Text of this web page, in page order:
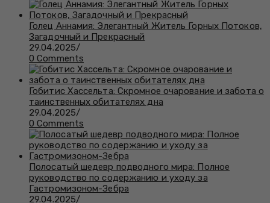
Голец Аннамия: Элегантный Житель Горных Потоков,
Загадочный и Прекрасный
29.04.2025/
0 Comments
Гобитис Хассельта: Скромное очарование и забота о
таинственных обитателях дна
29.04.2025/
0 Comments
Полосатый шедевр подводного мира: Полное
руководство по содержанию и уходу за
Гастромизоном-Зебра
29.04.2025/